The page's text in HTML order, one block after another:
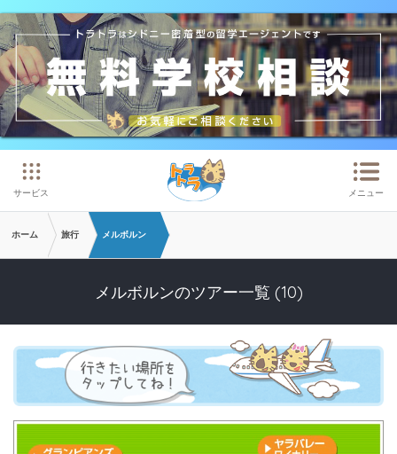
メインコンテンツへスキップ
サービス メニュー
ホーム 旅行 メルボルン
メルボルンのツアー一覧 (10)